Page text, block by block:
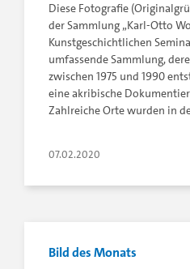
Diese Fotografie
der Sammlung „Karl-Otto
Kunstgeschichtlichen
umfassende Sammlung,
zwischen 1975 und 1990
eine akribische
Zahlreiche Orte wurden in
07.02.2020
Bild des Monats